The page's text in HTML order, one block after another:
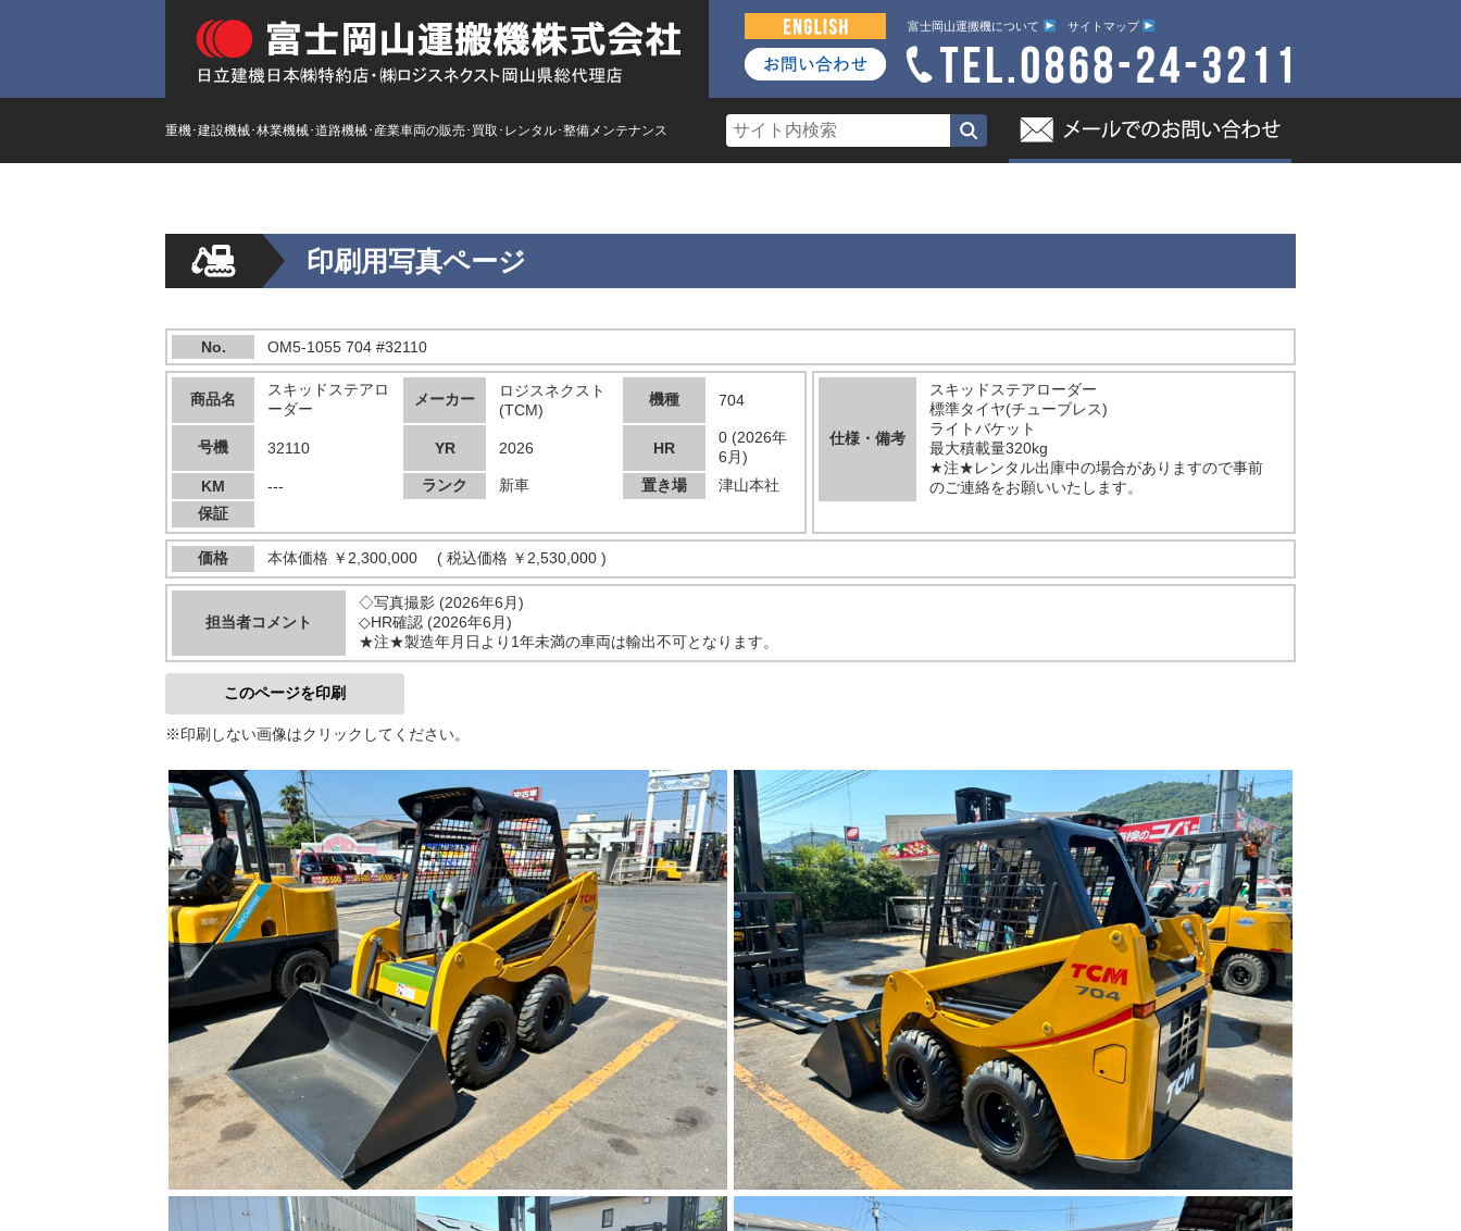
富士岡山運搬機について サイトマップ
重機･建設機械･林業機械･道路機械･産業車両の販売･買取･レンタル･整備メンテナンス
印刷用写真ページ
No. OM5-1055 704 #32110
商品名
スキッドステアロ
ーダー
メーカー
ロジスネクスト
(TCM)
機種 704
号機 32110 YR 2026 HR
0 (2026年
6月)
KM
--- ランク 新車 置き場
津山本社
保証
仕様・備考
スキッドステアローダー
標準タイヤ(チューブレス)
ライトバケット
最大積載量320kg
★注★レンタル出庫中の場合がありますので事前
のご連絡をお願いいたします。
価格 本体価格 ￥2,300,000 ( 税込価格 ￥2,530,000 )
担当者コメント
◇写真撮影 (2026年6月)
◇HR確認 (2026年6月)
★注★製造年月日より1年未満の車両は輸出不可となります。
このページを印刷
※印刷しない画像はクリックしてください。